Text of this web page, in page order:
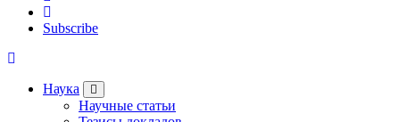
Subscribe
Наука
Научные статьи